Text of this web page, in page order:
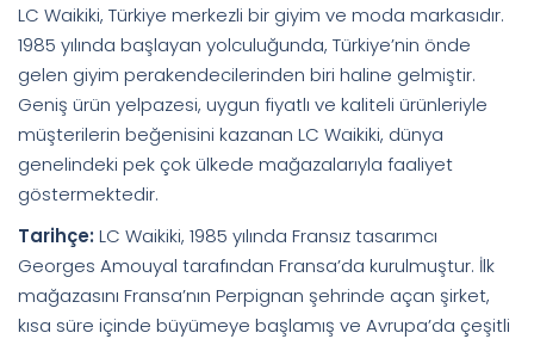
LC Waikiki, Türkiye merkezli bir giyim ve moda markasıdır.
1985 yılında başlayan yolculuğunda, Türkiye’nin önde
gelen giyim perakendecilerinden biri haline gelmiştir.
Geniş ürün yelpazesi, uygun fiyatlı ve kaliteli ürünleriyle
müşterilerin beğenisini kazanan LC Waikiki, dünya
genelindeki pek çok ülkede mağazalarıyla faaliyet
göstermektedir.
Tarihçe: LC Waikiki, 1985 yılında Fransız tasarımcı
Georges Amouyal tarafından Fransa’da kurulmuştur. İlk
mağazasını Fransa’nın Perpignan şehrinde açan şirket,
kısa süre içinde büyümeye başlamış ve Avrupa’da çeşitli